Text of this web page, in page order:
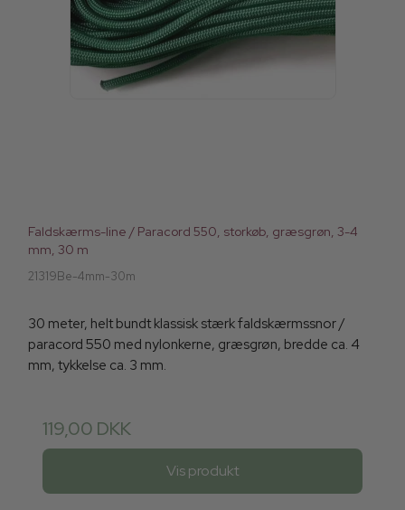
Faldskærms-line / Paracord 550, storkøb, græsgrøn, 3-4
mm, 30 m
21319Be-4mm-30m
30 meter, helt bundt klassisk stærk faldskærmssnor /
paracord 550 med nylonkerne, græsgrøn, bredde ca. 4
mm, tykkelse ca. 3 mm.
119,00 DKK
Vis produkt